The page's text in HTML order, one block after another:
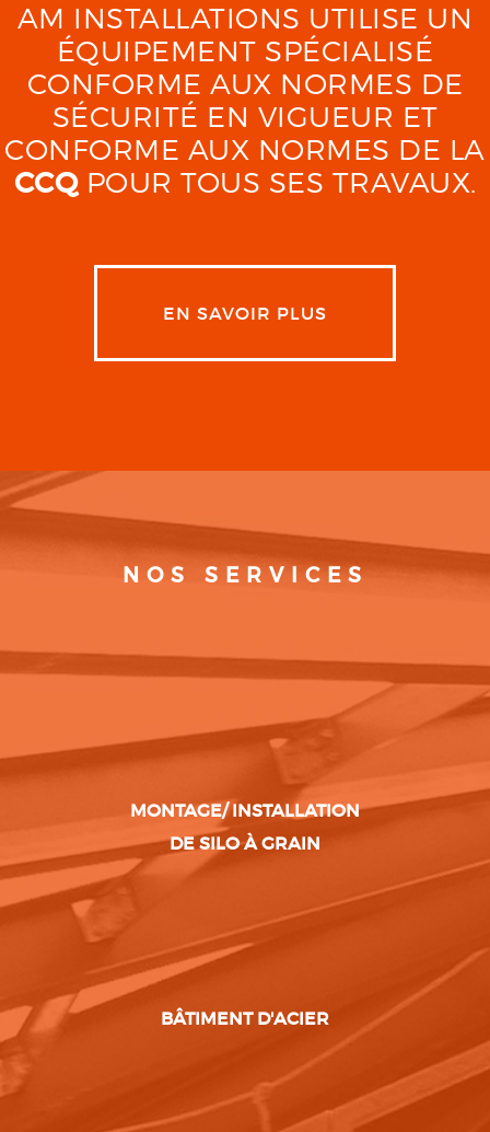
AM INSTALLATIONS UTILISE UN
ÉQUIPEMENT SPÉCIALISÉ
CONFORME AUX NORMES DE
SÉCURITÉ EN VIGUEUR ET
CONFORME AUX NORMES DE LA
CCQPOUR TOUS SES TRAVAUX.
EN SAVOIR PLUS
NOS SERVICES
MONTAGE/ INSTALLATION
DE SILO À GRAIN
BÂTIMENT D'ACIER